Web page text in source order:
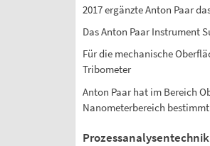
2017 ergänzte Anton Paar
Das Anton Paar Instrument
Für die mechanische
Tribometer
Anton Paar hat im Bereich
Nanometerbereich
Prozessanalysentechnik